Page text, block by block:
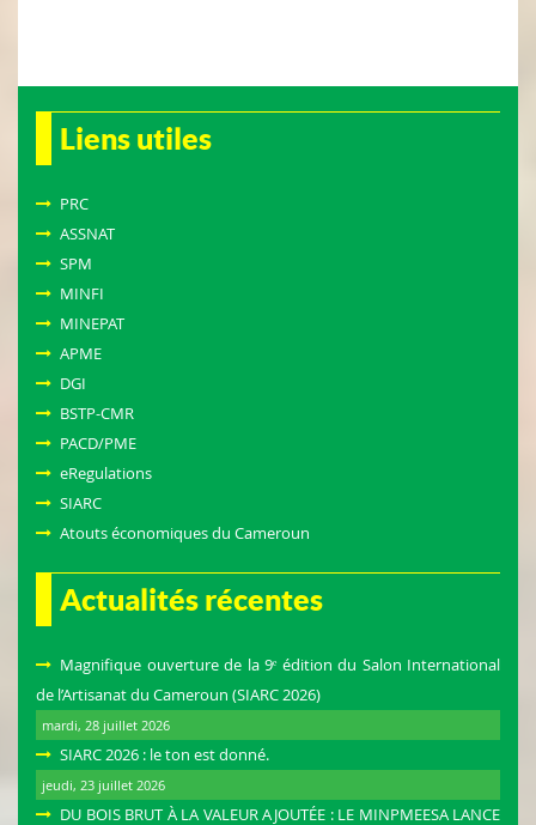
Liens utiles
PRC
ASSNAT
SPM
MINFI
MINEPAT
APME
DGI
BSTP-CMR
PACD/PME
eRegulations
SIARC
Atouts économiques du Cameroun
Actualités récentes
Magnifique ouverture de la 9ᵉ édition du Salon International
de l’Artisanat du Cameroun (SIARC 2026)
mardi, 28 juillet 2026
SIARC 2026 : le ton est donné.
jeudi, 23 juillet 2026
DU BOIS BRUT À LA VALEUR AJOUTÉE : LE MINPMEESA LANCE